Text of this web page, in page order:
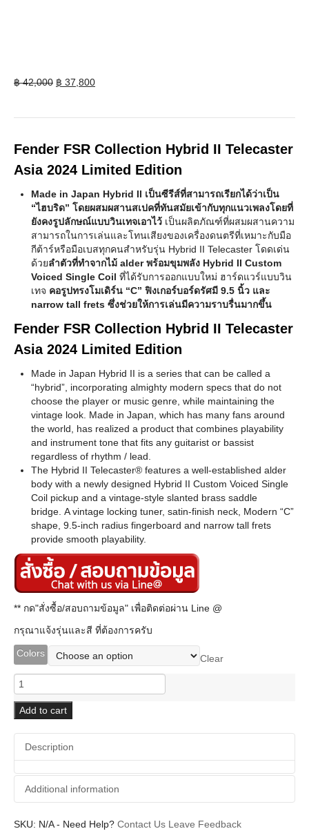
฿42,000 Original
฿ 37,800Current
Fender FSR Collection Hybrid II Telecaster
Asia 2024 Limited Edition
Made in Japan Hybrid II เป็นซีรีส์ที่สามารถเรียกได้ว่าเป็น
“ไฮบริด” โดยผสมผสานสเปคที่ทันสมัยเข้ากับทุกแนวเพลงโดยที่
ยังคงรูปลักษณ์แบบวินเทจเอาไว้ เป็นผลิตภัณฑ์ที่ผสมผสานความ
สามารถในการเล่นและโทนเสียงของเครื่องดนตรีที่เหมาะกับมือ
กีต้าร์หรือมือเบสทุกคนสำหรับรุ่น Hybrid II Telecaster โดดเด่น
ด้วยลำตัวที่ทำจากไม้ alder พร้อมขุมพลัง Hybrid II Custom
Voiced Single Coil ที่ได้รับการออกแบบใหม่ ฮาร์ดแวร์แบบวิน
เทจ คอรูปทรงโมเดิร์น “C” ฟิงเกอร์บอร์ดรัศมี 9.5 นิ้ว และ
narrow tall frets ซึ่งช่วยให้การเล่นมีความราบรื่นมากขึ้น
Fender FSR Collection Hybrid II Telecaster
Asia 2024 Limited Edition
Made in Japan Hybrid II is a series that can be called a
“hybrid”, incorporating almighty modern specs that do not
choose the player or music genre, while maintaining the
vintage look. Made in Japan, which has many fans around
the world, has realized a product that combines playability
and instrument tone that fits any guitarist or bassist
regardless of rhythm / lead.
The Hybrid II Telecaster® features a well-established alder
body with a newly designed Hybrid II Custom Voiced Single
Coil pickup and a vintage-style slanted brass saddle
bridge. A vintage locking tuner, satin-finish neck, Modern “C”
shape, 9.5-inch radius fingerboard and narrow tall frets
provide smooth playability.
** กด"สั่งซื้อ/สอบถามข้อมูล" เพื่อติดต่อผ่าน Line @
กรุณาแจ้งรุ่นและสี ที่ต้องการครับ
Colors
Clear
Fender
FSR
Collection
Hybrid
II
Telecaster
Asia
2024
Limited
Edition
Add to cart
Description
Additional information
Additional information
SKU: N/A- Need Help? Contact Us Leave Feedback